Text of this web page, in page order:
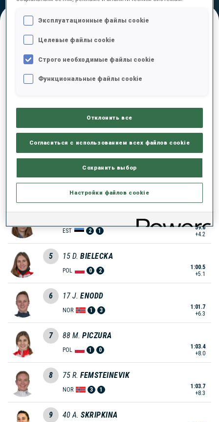
ОКОНЧАТЕЛЬНЫЕ РЕЗУЛЬТАТЫ –
SHOOTING TIME
UKR 0 3 55.4
CZE 2 2
+0.8
3 29 J. PUFF
GER 0 2
EST 2 1
59.6
+4.2
5 15 D. BIELECKA
POL 0 2
1:00.5
+5.1
6 17 J. ENODD
NOR 1 3
1:01.7
+6.3
7 88 M. PICZURA
POL 1 0
1:03.4
+8.0
8 75 R. FEMSTEINEVIK
NOR 3 1
1:03.7
+8.3
9 40 A. SKRIPKINA
Эксплуатационные файлы cookie
Целевые файлы cookie
Строго необходимые файлы cookie
Функциональные файлы cookie
Отклонить все
Согласиться с использованием всех файлов cookie
Сохранить выбор
Настройки файлов cookie